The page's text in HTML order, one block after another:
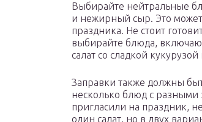
Выбирайте нейтральные
и нежирный сыр. Это может
праздника. Не стоит
выбирайте блюда,
салат со сладкой
Заправки также должны
несколько блюд с
пригласили на праздник,
один салат, но в двух